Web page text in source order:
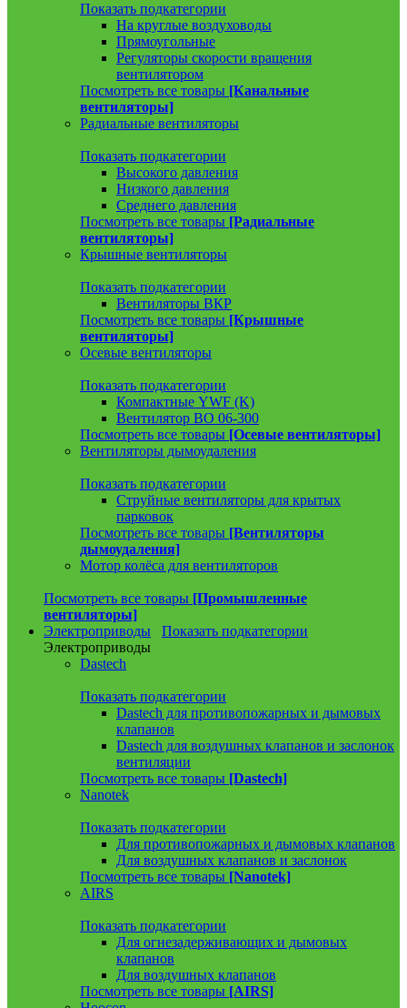
Показать подкатегории
На круглые воздуховоды
Прямоугольные
Регуляторы скорости вращения
вентилятором
Посмотреть все товары [Канальные
вентиляторы]
Радиальные вентиляторы
Показать подкатегории
Высокого давления
Низкого давления
Среднего давления
Посмотреть все товары [Радиальные
вентиляторы]
Крышные вентиляторы
Показать подкатегории
Вентиляторы ВКР
Посмотреть все товары [Крышные
вентиляторы]
Осевые вентиляторы
Показать подкатегории
Компактные YWF (K)
Вентилятор ВО 06-300
Посмотреть все товары [Осевые вентиляторы]
Вентиляторы дымоудаления
Показать подкатегории
Струйные вентиляторы для крытых
парковок
Посмотреть все товары [Вентиляторы
дымоудаления]
Мотор колёса для вентиляторов
Посмотреть все товары [Промышленные
вентиляторы]
Электроприводы
Показать подкатегории
Электроприводы
Dastech
Показать подкатегории
Dastech для противопожарных и дымовых
клапанов
Dastech для воздушных клапанов и заслонок
вентиляции
Посмотреть все товары [Dastech]
Nanotek
Показать подкатегории
Для противопожарных и дымовых клапанов
Для воздушных клапанов и заслонок
Посмотреть все товары [Nanotek]
AIRS
Показать подкатегории
Для огнезадерживающих и дымовых
клапанов
Для воздушных клапанов
Посмотреть все товары [AIRS]